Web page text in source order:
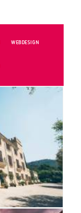
WEBDESIGN